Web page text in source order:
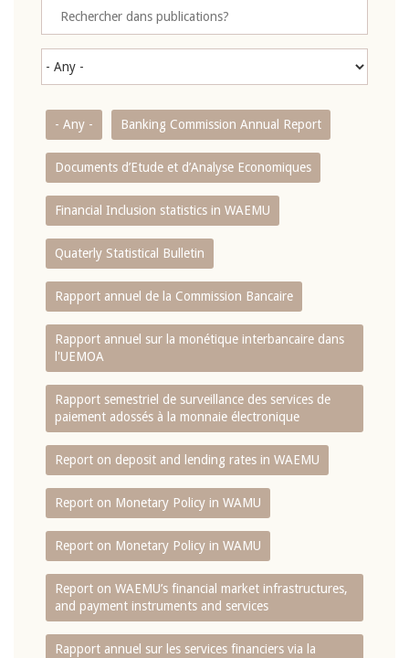
- Any - Banking Commission Annual Report
Documents d’Etude et d’Analyse Economiques
Financial Inclusion statistics in WAEMU
Quaterly Statistical Bulletin
Rapport annuel de la Commission Bancaire
Rapport annuel sur la monétique interbancaire dans
l'UEMOA
Rapport semestriel de surveillance des services de
paiement adossés à la monnaie électronique
Report on deposit and lending rates in WAEMU
Report on Monetary Policy in WAMU
Report on Monetary Policy in WAMU
Report on WAEMU’s financial market infrastructures,
and payment instruments and services
Rapport annuel sur les services financiers via la